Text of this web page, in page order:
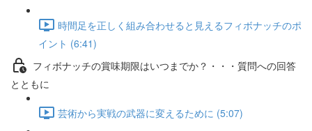
時間足を正しく組み合わせると見えるフィボナッチのポ
イント (6:41)
フィボナッチの賞味期限はいつまでか？・・・質問への回答
とともに
芸術から実戦の武器に変えるために (5:07)